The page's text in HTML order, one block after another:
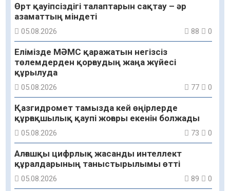
Өрт қауіпсіздігі талаптарын сақтау – әр
азаматтың міндеті
05.08.2026 88 0
Елімізде МӘМС қаражатын негізсіз
төлемдерден қорғаудың жаңа жүйесі
құрылуда
05.08.2026 77 0
Қазгидромет тамызда кей өңірлерде
құрғақшылық қаупі жоғары екенін болжады
05.08.2026 73 0
Алғашқы цифрлық жасанды интеллект
құралдарының таныстырылымы өтті
05.08.2026 89 0